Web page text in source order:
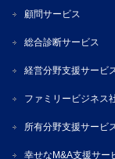
顧問サービス
総合診断サービス
経営分野支援サービ
ファミリービジネス
所有分野支援サービ
幸せなM&A支援サー